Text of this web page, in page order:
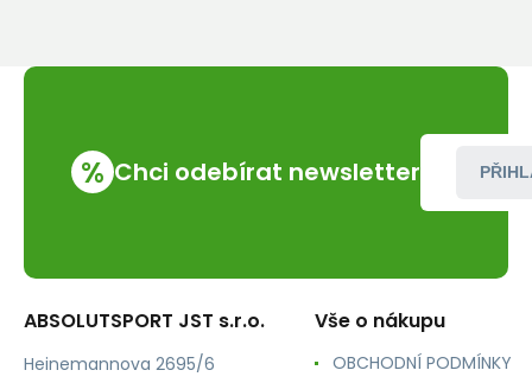
ADJUST
% Chci odebírat newsletter
ABSOLUTSPORT JST s.r.o.
Heinemannova 2695/6
Vše o nákupu
OBCHODNÍ PODMÍNKY